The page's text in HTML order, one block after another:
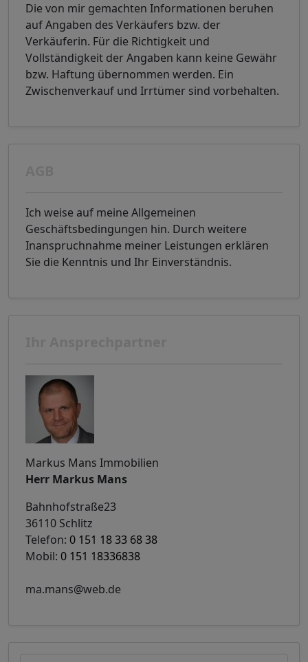
Die von mir gemachten Informationen beruhen
auf Angaben des Verkäufers bzw. der
Verkäuferin. Für die Richtigkeit und
Vollständigkeit der Angaben kann keine Gewähr
bzw. Haftung übernommen werden. Ein
Zwischenverkauf und Irrtümer sind vorbehalten.
Ich weise auf meine Allgemeinen
Geschäftsbedingungen hin. Durch weitere
Inanspruchnahme meiner Leistungen erklären
Sie die Kenntnis und Ihr Einverständnis.
Markus Mans Immobilien
Herr Markus Mans
Bahnhofstraße23
36110 Schlitz
Telefon: 0 151 18 33 68 38
Mobil: 0 151 18336838
ma.mans@web.de